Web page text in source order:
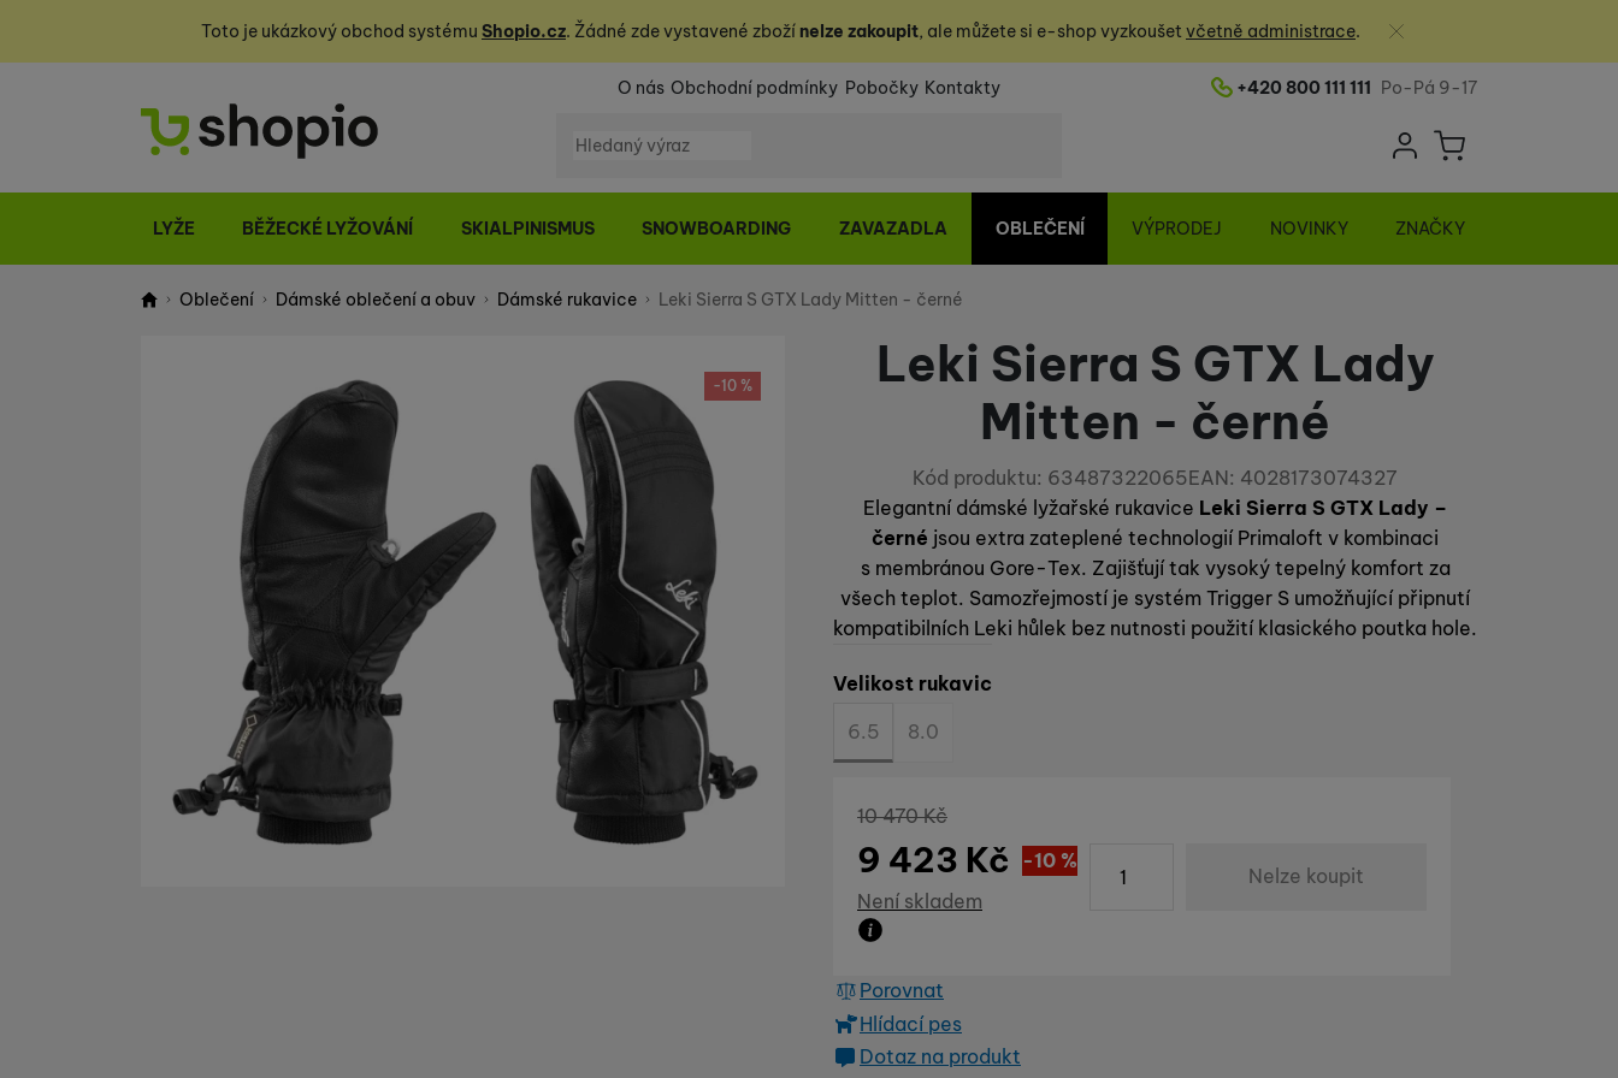
Toto je ukázkový obchod systému Shopio.cz. Žádné zde vystavené zboží nelze zakoupit, ale můžete si e-shop vyzkoušet včetně administrace.
Zavřít
O nás Obchodní podmínky Pobočky Kontakty
Vyhledávání
Telefonní číslo
+420 800 111 111 Po-Pá 9-17
Uživatelská
Přihlásit se
Košík
LYŽE BĚŽECKÉ LYŽOVÁNÍ SKIALPINISMUS SNOWBOARDING ZAVAZADLA OBLEČENÍ VÝPRODEJ NOVINKY ZNAČKY
Oblečení Dámské oblečení a obuv Dámské rukavice Leki Sierra S GTX Lady Mitten - černé
Leki Sierra S GTX Lady
Mitten - černé
Kód produktu: 63487322065EAN: 4028173074327
Elegantní dámské lyžařské rukavice Leki Sierra S GTX Lady –
černé jsou extra zateplené technologií Primaloft v kombinaci
s membránou Gore-Tex. Zajišťují tak vysoký tepelný komfort za
všech teplot. Samozřejmostí je systém Trigger S umožňující připnutí
kompatibilních Leki hůlek bez nutnosti použití klasického poutka hole.
Vyberte variantu
Velikost rukavic
6.5 8.0
Dostupnost
Není skladem
Původní cena
10 470Kč
Sleva
1 047
(
-10 %
9 423 Kč Nelze koupit
Porovnat
Hlídací pes
Dotaz na produkt
Fotografie -10 %